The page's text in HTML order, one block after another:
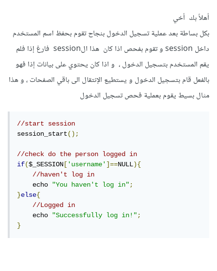
أهلاً بك أخي
بكل بساطة بعد عملية تسجيل الدخول بنجاح تقوم بحفظ اسم المستخدم
داخل session و تقوم بفحص اذا كان هذا الsession فارغ إذا فلم
يقم المستخدم بتسجيل الدخول ، و اذا كان يحتوي على بيانات إذا فهو
بالفعل قام بتسجيل الدخول و يستطيع الإنتقال الى باقي الصفحات ، و هذا
مثال بسيط يقوم بعملية فحص تسجيل الدخول
//start session
session_start();
//check do the person logged in
if($_SESSION ['username']==NULL){
//haven't log in
    echo
"You haven't log in";
}else{
//Logged in
    echo
"Successfully log in!";
}